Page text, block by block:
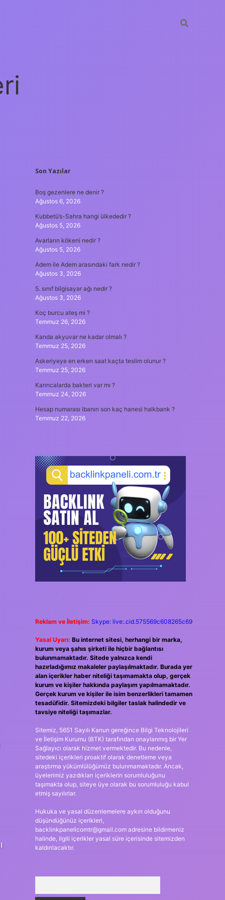
SIDEBAR
Son Yazılar
Boş gezenlere ne denir ?
Ağustos 6, 2026
Kubbetü’s-Sahra hangi ülkededir ?
Ağustos 5, 2026
Avarların kökeni nedir ?
Ağustos 5, 2026
Adem ile Adem arasındaki fark nedir ?
Ağustos 3, 2026
5. sınıf bilgisayar ağı nedir ?
Ağustos 3, 2026
Koç burcu ateş mi ?
Temmuz 26, 2026
Kanda akyuvar ne kadar olmalı ?
Temmuz 25, 2026
Askeriyeye en erken saat kaçta teslim olunur ?
Temmuz 25, 2026
Karıncalarda bakteri var mı ?
Temmuz 24, 2026
Hesap numarası ibanın son kaç hanesi halkbank ?
Temmuz 22, 2026
Reklam ve İletişim: Skype: live:.cid.575569c608265c69
Yasal Uyarı: Bu internet sitesi, herhangi bir marka,
kurum veya şahıs şirketi ile hiçbir bağlantısı
bulunmamaktadır. Sitede yalnızca kendi
hazırladığımız makaleler paylaşılmaktadır. Burada yer
alan içerikler haber niteliği taşımamakta olup, gerçek
kurum ve kişiler hakkında paylaşım yapılmamaktadır.
Gerçek kurum ve kişiler ile isim benzerlikleri tamamen
tesadüfidir. Sitemizdeki bilgiler taslak halindedir ve
tavsiye niteliği taşımazlar.
Sitemiz, 5651 Sayılı Kanun gereğince Bilgi Teknolojileri
ve İletişim Kurumu (BTK) tarafından onaylanmış bir Yer
Sağlayıcı olarak hizmet vermektedir. Bu nedenle,
sitedeki içerikleri proaktif olarak denetleme veya
araştırma yükümlülüğümüz bulunmamaktadır. Ancak,
üyelerimiz yazdıkları içeriklerin sorumluluğunu
taşımakta olup, siteye üye olarak bu sorumluluğu kabul
etmiş sayılırlar.
Hukuka ve yasal düzenlemelere aykırı olduğunu
düşündüğünüz içerikleri,
backlinkpanelicomtr@gmail.comadresine bildirmeniz
halinde, ilgili içerikler yasal süre içerisinde sitemizden
kaldırılacaktır.